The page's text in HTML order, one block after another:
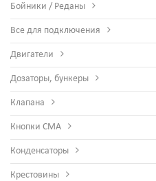
Бойники / Реданы
Все для подключения
Двигатели
Дозаторы, бункеры
Клапана
Кнопки СМА
Конденсаторы
Крестовины